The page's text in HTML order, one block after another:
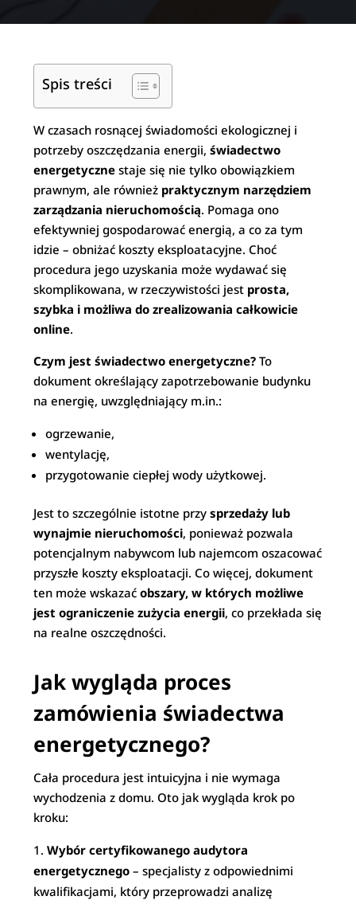
Spis treści
W czasach rosnącej świadomości ekologicznej i
potrzeby oszczędzania energii,świadectwo
energetyczne staje się nie tylko obowiązkiem
prawnym, ale również praktycznym narzędziem
zarządzania nieruchomością. Pomaga ono
efektywniej gospodarować energią, a co za tym
idzie – obniżać koszty eksploatacyjne. Choć
procedura jego uzyskania może wydawać się
skomplikowana, w rzeczywistości jest prosta,
szybka i możliwa do zrealizowania całkowicie
online.
Czym jest świadectwo energetyczne? To
dokument określający zapotrzebowanie budynku
na energię, uwzględniający m.in.:
ogrzewanie,
wentylację,
przygotowanie ciepłej wody użytkowej.
Jest to szczególnie istotne przysprzedaży lub
wynajmie nieruchomości, ponieważ pozwala
potencjalnym nabywcom lub najemcom oszacować
przyszłe koszty eksploatacji. Co więcej, dokument
ten może wskazaćobszary, w których możliwe
jest ograniczenie zużycia energii, co przekłada się
na realne oszczędności.
Jak wygląda proces
zamówienia świadectwa
energetycznego?
Cała procedura jest intuicyjna i nie wymaga
wychodzenia z domu. Oto jak wygląda krok po
kroku:
Wybór certyfikowanego audytora
energetycznego – specjalisty z odpowiednimi
kwalifikacjami, który przeprowadzi analizę